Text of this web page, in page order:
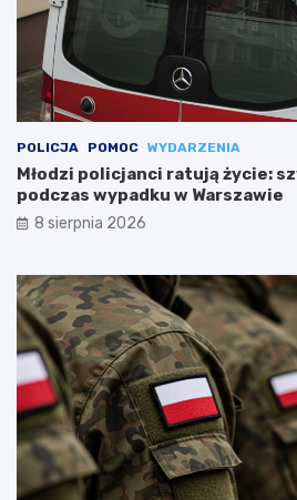
POLICJA POMOC WYDARZENIA
Młodzi policjanci ratują życie:
podczas wypadku w Warszawie
8 sierpnia 2026